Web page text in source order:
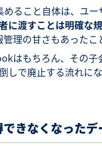
ること自体は、ユ
に渡すことは明確な
理の甘さもあったこ
はもちろん、その
で廃止する流れにな
きなくなったデ